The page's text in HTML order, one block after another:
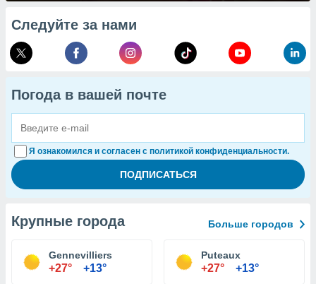
Следуйте за нами
Погода в вашей почте
Я ознакомился и согласен с политикой конфиденциальности.
Крупные города Больше городов
Gennevilliers
+27° +13°
Puteaux
+27° +13°